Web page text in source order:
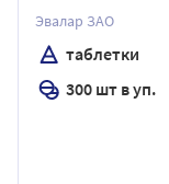
Эвалар ЗАО
таблетки
300 шт в уп.